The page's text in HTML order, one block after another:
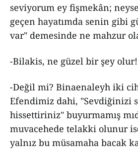
seviyorum ey fişmekân;
geçen hayatımda senin gibi
var" demesinde ne mahzur
-Bilakis, ne güzel bir şey olur!
-Değil mi? Binaenaleyh iki
Efendimiz dahi, "Sevdiğinizi
hissettiriniz" buyurmamış
muvacehede telakki olunur
yalnız bu müsamaha bacak